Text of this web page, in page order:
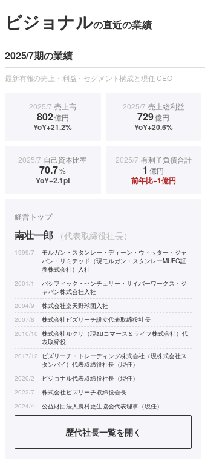
ビジョナルの直近の業績
2025/7期の業績
最新有報の売上・利益・セグメント構成と現任 CEO
2025/7 売上高
802億円
YoY+21.2%
2025/7 売上総利益
729億円
YoY+20.6%
2025/7 自己資本比率
70.7%
YoY+2.1pt
2025/7 有利子負債合計
1 億円
前年比+1億円
経営トップ
南壮一郎 （代表取締役社長）
1999/7
モルガン・スタンレー・ディーン・ウィッター・ジャ
パン・リミテッド（現モルガン・スタンレーMUFG証
券株式会社）入社
2001/1
パシフィック・センチュリー・サイバーワークス・ジ
ャパン株式会社入社
2004/9
株式会社楽天野球団入社
2007/8
株式会社ビズリーチ設立代表取締役社長
2010/10 株式会社ルクサ（現auコマース＆ライフ株式会社）代
表取締役
2017/12
ビズリーチ・トレーディング株式会社（現株式会社ス
タンバイ）代表取締役社長（現任）
2020/2
ビジョナル代表取締役社長（現任）
2022/7
株式会社ビズリーチ取締役会長
2024/4
公益財団法人農村更生協会代表理事（現任）
歴代社長一覧を開く